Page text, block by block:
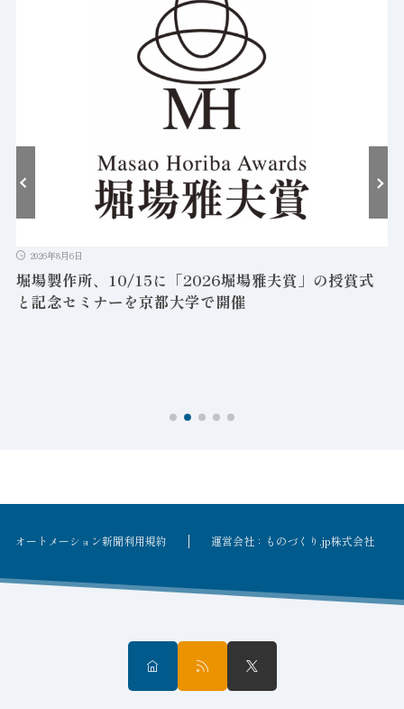
2026年8月6日
堀場製作所、10/15に「2026堀場雅夫賞」の授賞式
と記念セミナーを京都大学で開催
オートメーション新聞利用規約 運営会社：ものづくり.jp株式会社